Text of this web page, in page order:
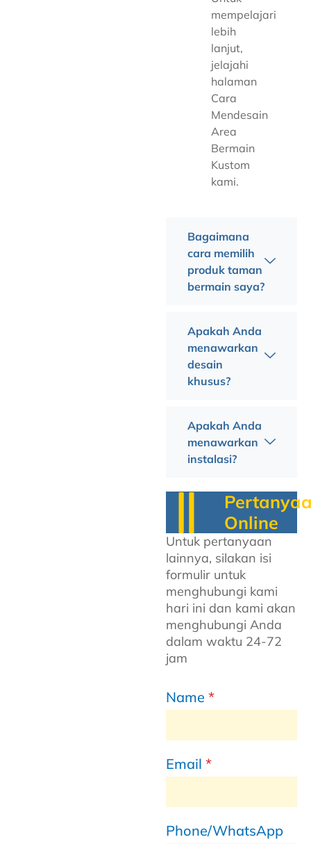
mempelajari
lebih
lanjut,
jelajahi
halaman
Cara
Mendesain
Area
Bermain
Kustom
kami.
Bagaimana
cara memilih
produk taman
bermain saya?
Apakah Anda
menawarkan
desain
khusus?
Apakah Anda
menawarkan
instalasi?
Online
Untuk pertanyaan
lainnya, silakan isi
formulir untuk
menghubungi kami
hari ini dan kami akan
menghubungi Anda
dalam waktu 24-72
jam
Name *
Email *
Phone/WhatsApp